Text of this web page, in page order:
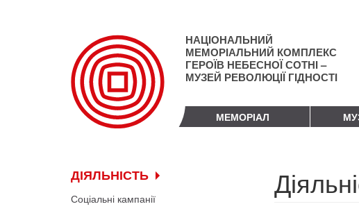
НАЦІОНАЛЬНИЙ
МЕМОРІАЛЬНИЙ КОМПЛЕКС
ГЕРОЇВ НЕБЕСНОЇ СОТНІ –
МУЗЕЙ РЕВОЛЮЦІЇ ГІДНОСТІ
МЕМОРІАЛ
ДІЯЛЬНІСТЬ
Соціальні кампанії